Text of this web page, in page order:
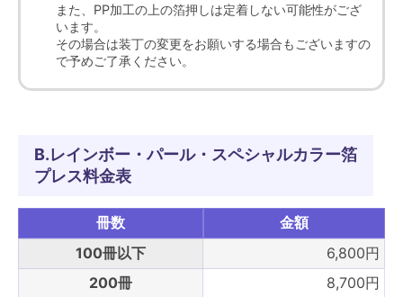
また、PP加工の上の箔押しは定着しない可能性がござ
います。
その場合は装丁の変更をお願いする場合もございますの
で予めご了承ください。
B.レインボー・パール・スペシャルカラー箔
プレス料金表
冊数
金額
100冊以下
6,800円
200冊
8,700円